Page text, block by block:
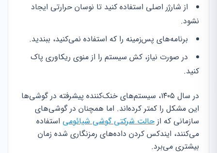
از شارژر اصلی استفاده کنید تا نوسان حرارتی ایجاد
نشود.
برنامه‌های پس‌زمینه را که استفاده نمی‌کنید، ببندید.
در صورت نیاز، کش سیستم را از منوی ریکاوری پاک
کنید.
در سال ۱۴۰۵، سیستم‌های خنک‌کننده پیشرفته در گوشی‌ها
این مشکل را کمتر کرده‌اند. اما همچنان در گوشی‌های
سازمانی که از حالت شرکتی گوشی شیائومی استفاده
می‌کنند، ایندکس کردن داده‌های رمزنگاری شده زمان
بیشتری می‌برد.